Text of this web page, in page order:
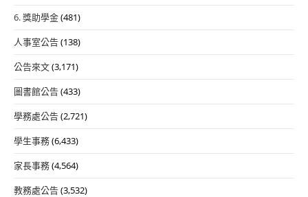
6. 獎助學金(481)
人事室公告(138)
公告來文(3,171)
圖書館公告(433)
學務處公告(2,721)
學生事務(6,433)
家長事務(4,564)
教務處公告(3,532)